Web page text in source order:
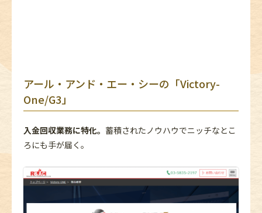
アール・アンド・エー・シーの「Victory-
One/G3」
入金回収業務に特化。 蓄積されたノウハウでニッチなとこ
ろにも手が届く。